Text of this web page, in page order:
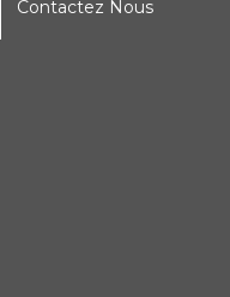
Contactez Nous